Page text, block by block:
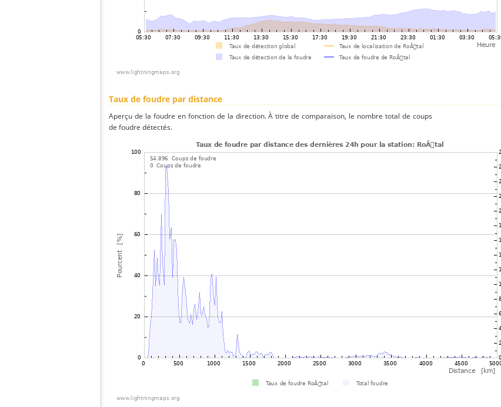
Taux de foudre par distance
Aperçu de la foudre en fonction de la direction. À titre de comparaison, le nombre total de coups
de foudre détectés.